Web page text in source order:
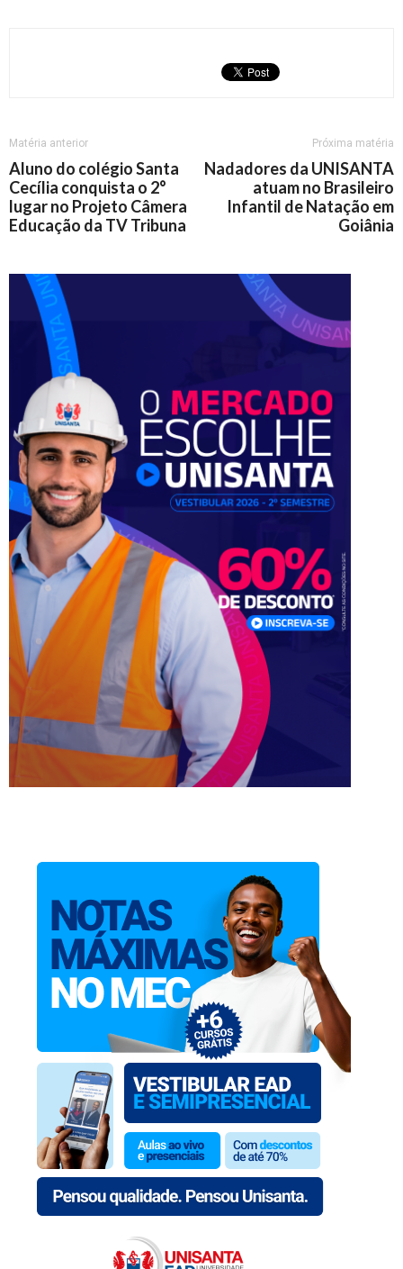
Matéria anterior
Aluno do colégio Santa
Cecília conquista o 2°
lugar no Projeto Câmera
Educação da TV Tribuna
Próxima matéria
Nadadores da UNISANTA
atuam no Brasileiro
Infantil de Natação em
Goiânia